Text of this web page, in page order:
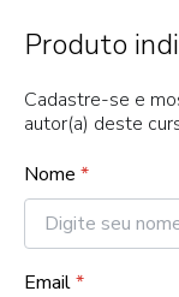
Produto
Cadastre-se e
autor(a) deste
Nome *
Email*